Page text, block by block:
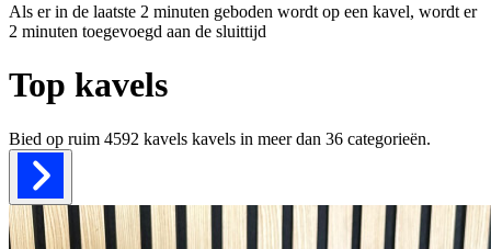
Als er in de laatste 2 minuten geboden wordt op een kavel, wordt er
2 minuten toegevoegd aan de sluittijd
Top kavels
Bied op ruim 4592 kavels kavels in meer dan 36 categorieën.